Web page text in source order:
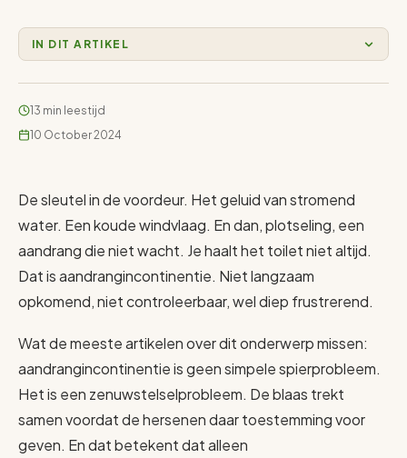
IN DIT ARTIKEL
13 min leestijd
10 October 2024
De sleutel in de voordeur. Het geluid van stromend
water. Een koude windvlaag. En dan, plotseling, een
aandrang die niet wacht. Je haalt het toilet niet altijd.
Dat is aandrangincontinentie. Niet langzaam
opkomend, niet controleerbaar, wel diep frustrerend.
Wat de meeste artikelen over dit onderwerp missen:
aandrangincontinentie is geen simpele spierprobleem.
Het is een zenuwstelselprobleem. De blaas trekt
samen voordat de hersenen daar toestemming voor
geven. En dat betekent dat alleen